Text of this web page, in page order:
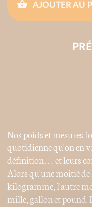
AJOUTER AU
Nos poids et mesures
quotidienne qu'on en
définition… et leurs
Alors qu'une moitié de
kilogramme, l'autre
mille, gallon et pound.